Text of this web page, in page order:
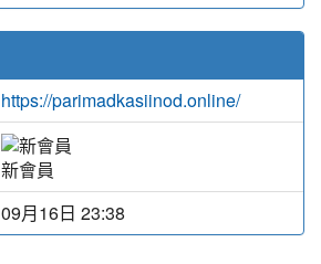
https://parimadkasiinod.online/
新會員
09月16日 23:38